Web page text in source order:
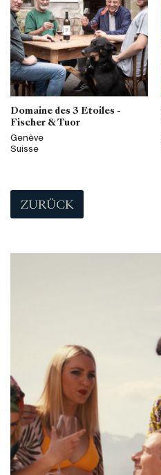
Domaine des 3 Etoiles -
Fischer & Tuor
Genève
Suisse
ZURÜCK